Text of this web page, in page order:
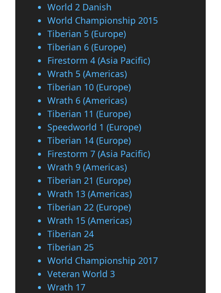
World 2 Danish
World Championship 2015
Tiberian 5 (Europe)
Tiberian 6 (Europe)
Firestorm 4 (Asia Pacific)
Wrath 5 (Americas)
Tiberian 10 (Europe)
Wrath 6 (Americas)
Tiberian 11 (Europe)
Speedworld 1 (Europe)
Tiberian 14 (Europe)
Firestorm 7 (Asia Pacific)
Wrath 9 (Americas)
Tiberian 21 (Europe)
Wrath 13 (Americas)
Tiberian 22 (Europe)
Wrath 15 (Americas)
Tiberian 24
Tiberian 25
World Championship 2017
Veteran World 3
Wrath 17